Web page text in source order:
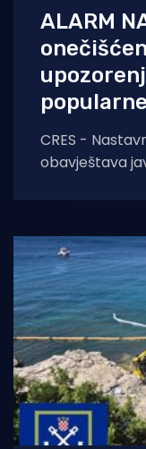
ALARM
CRES -
obavještava
kupanje,